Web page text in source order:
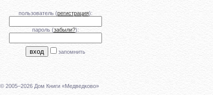
пользователь (регистрация):
пароль (забыли?):
запомнить
© 2005–2026 Дом Книги «Медведково»